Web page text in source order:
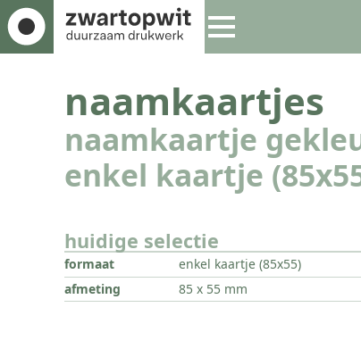
naamkaartjes
naamkaartje
enkel kaartje
huidige selectie
formaat
enkel kaartje (85x55)
afmeting
85 x 55 mm